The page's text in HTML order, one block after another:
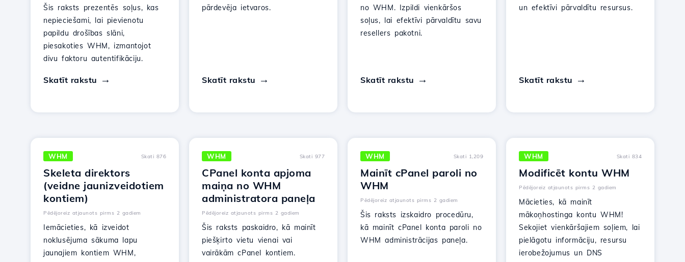
Šis raksts prezentēs soļus, kas
nepieciešami, lai pievienotu
papildu drošības slāni,
piesakoties WHM, izmantojot
divu faktoru autentifikāciju.
Skatīt rakstu
pārdevēja ietvaros.
Skatīt rakstu
no WHM. Izpildi vienkāršos
soļus, lai efektīvi pārvaldītu savu
resellers pakotni.
Skatīt rakstu
un efektīvi pārvaldītu resursus.
Skatīt rakstu
WHM Skati 876
Skeleta direktors
(veidne jaunizveidotiem
kontiem)
Pēdējoreiz atjaunots pirms 2 gadiem
Iemācieties, kā izveidot
noklusējuma sākuma lapu
jaunajiem kontiem WHM,
WHM Skati 977
CPanel konta apjoma
maiņa no WHM
administratora paneļa
Pēdējoreiz atjaunots pirms 2 gadiem
Šis raksts paskaidro, kā mainīt
piešķirto vietu vienai vai
vairākām cPanel kontiem.
WHM Skati 1,209
Mainīt cPanel paroli no
WHM
Pēdējoreiz atjaunots pirms 2 gadiem
Šis raksts izskaidro procedūru,
kā mainīt cPanel konta paroli no
WHM administrācijas paneļa.
WHM Skati 834
Modificēt kontu WHM
Pēdējoreiz atjaunots pirms 2 gadiem
Mācieties, kā mainīt
mākoņhostinga kontu WHM!
Sekojiet vienkāršajiem soļiem, lai
pielāgotu informāciju, resursu
ierobežojumus un DNS